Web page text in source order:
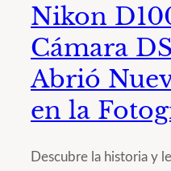
Nikon
Cámara
Abrió
en la
Descubre la historia y